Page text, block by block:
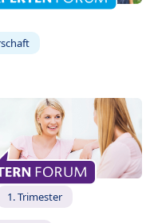
1. Trimester